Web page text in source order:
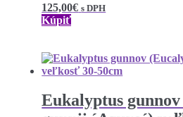
125,00€ s DPH
Kúpiť
Eukalyptus